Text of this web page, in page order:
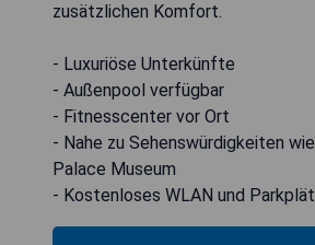
zusätzlichen Komfort.
- Luxuriöse Unterkünfte
- Außenpool verfügbar
- Fitnesscenter vor Ort
- Nahe zu Sehenswürdigkeiten
Palace Museum
- Kostenloses WLAN und